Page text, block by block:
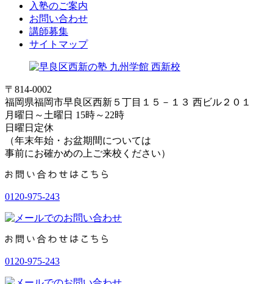
入塾のご案内
お問い合わせ
講師募集
サイトマップ
〒814-0002
福岡県福岡市早良区西新５丁目１５－１３ 西ビル２０１
月曜日～土曜日 15時～22時
日曜日定休
（年末年始・お盆期間については
事前にお確かめの上ご来校ください）
0120-975-243
0120-975-243